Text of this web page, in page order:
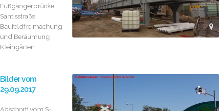
Fußgängerbrücke
Säntisstraße;
Baufeldfreimachung
und Beräumung
Kleingärten
Bilder vom
29.09.2017
Abschnitt vom S-